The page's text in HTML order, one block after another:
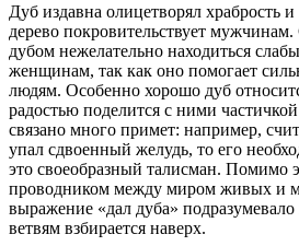
Дуб издавна олицетворял храбрость
дерево покровительствует
дубом нежелательно находиться
женщинам, так как оно помогает
людям. Особенно хорошо дуб
радостью поделится с ними
связано много примет: например,
упал сдвоенный желудь, то его
это своеобразный талисман. Помимо
проводником между миром живых и
выражение «дал дуба»
ветвям взбирается наверх.